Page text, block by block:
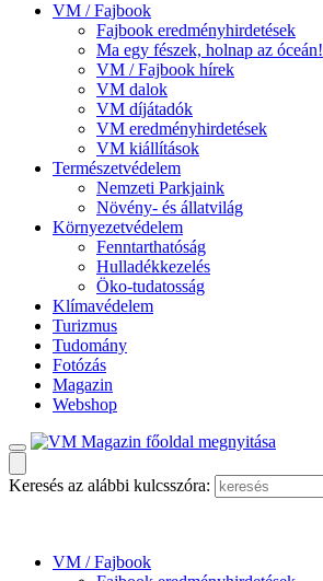
VM / Fajbook
Fajbook eredményhirdetések
Ma egy fészek, holnap az óceán!
VM / Fajbook hírek
VM dalok
VM díjátadók
VM eredményhirdetések
VM kiállítások
Természetvédelem
Nemzeti Parkjaink
Növény- és állatvilág
Környezetvédelem
Fenntarthatóság
Hulladékkezelés
Öko-tudatosság
Klímavédelem
Turizmus
Tudomány
Fotózás
Magazin
Webshop
Keresés az alábbi kulcsszóra:
VM / Fajbook